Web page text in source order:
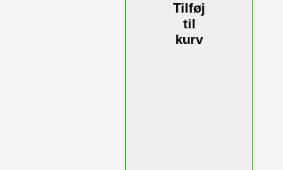
Tilføj
til
kurv